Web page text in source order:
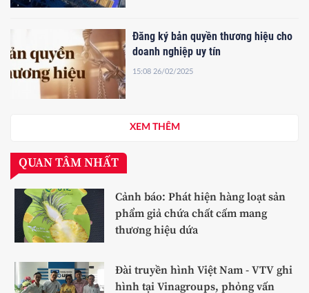
Đăng ký bản quyền thương hiệu cho
doanh nghiệp uy tín
15:08 26/02/2025
XEM THÊM
QUAN TÂM NHẤT
Cảnh báo: Phát hiện hàng loạt sản
phẩm giả chứa chất cấm mang
thương hiệu dứa
Đài truyền hình Việt Nam - VTV ghi
hình tại Vinagroups, phỏng vấn